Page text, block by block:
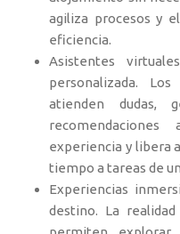
agiliza procesos y
eficiencia.
Asistentes
personalizada.
atienden dudas,
experiencia y libera
tiempo a tareas de
Experiencias
destino. La